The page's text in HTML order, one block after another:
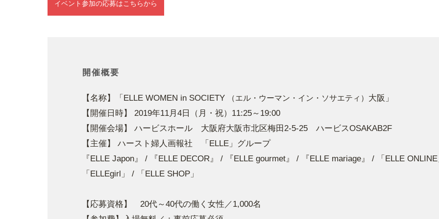
イベント参加の応募はこちらから
開催概要
【名称】「ELLE WOMEN in SOCIETY （エル・ウーマン・イン・ソサエティ） 大阪」
【 開催日時】 2019年11月4日（月・祝）11:25～19:00
【開催会場】 ハービスホール 大阪府大阪市北区梅田2-5-25 ハービスOSAKAB2F
【主催】 ハースト婦人画報社 「ELLE」グループ
『ELLE Japon』 / 『ELLE DECOR』 / 『ELLE gourmet』 / 『ELLE mariage』 / 「ELLE
「ELLEgirl」 / 「ELLE SHOP」
【応募資格】 20代～40代の働く女性／1,000名